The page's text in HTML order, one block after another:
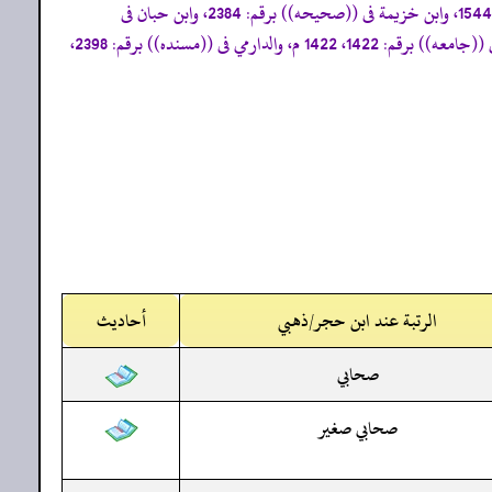
«أخرجه البخاري فى ((صحيحه)) برقم: 2702، 3173، 6142، 6898، 7192، ومسلم فى ((صحيحه)) برقم: 1669، ومالك فى ((الموطأ)) برقم: 1544، وابن خزيمة فى ((صحيحه)) برقم: 2384، وابن حبان فى
((صحيحه)) برقم: 6009، والنسائي فى ((المجتبیٰ)) برقم: 4716، 4717، وأبو داود فى ((سننه)) برقم: 1638، 4520، 4521، 4523، 4524، 4525، والترمذي فى ((جامعه)) برقم: 1422، 1422 م، والدارمي فى ((مسنده)) برقم: 2398،
الرتبة عند ابن حجر/ذهبي
أحاديث
صحابي
صحابي صغير